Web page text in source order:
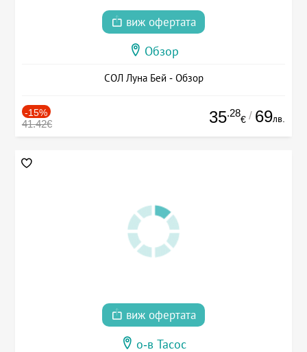
виж офертата
Обзор
СОЛ Луна Бей - Обзор
-15%
41.42€ 35.28
€ / 69лв.
виж офертата
о-в Тасос